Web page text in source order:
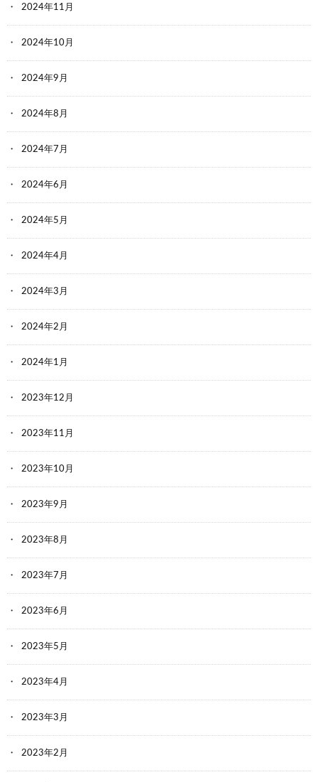
2024年11月
2024年10月
2024年9月
2024年8月
2024年7月
2024年6月
2024年5月
2024年4月
2024年3月
2024年2月
2024年1月
2023年12月
2023年11月
2023年10月
2023年9月
2023年8月
2023年7月
2023年6月
2023年5月
2023年4月
2023年3月
2023年2月